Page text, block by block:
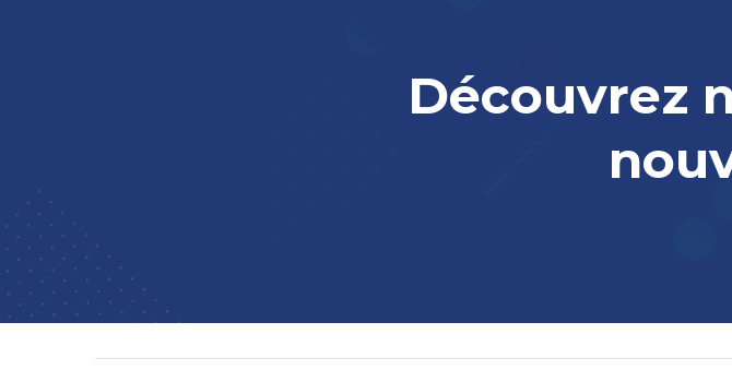
Découvrez